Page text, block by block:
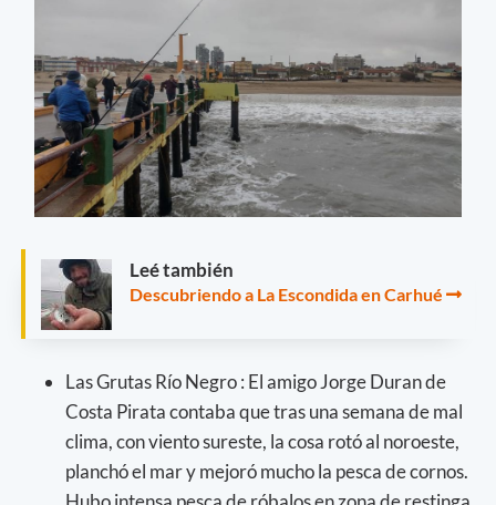
Leé también
Descubriendo a La Escondida en Carhué
Las Grutas Río Negro : El amigo Jorge Duran de
Costa Pirata contaba que tras una semana de mal
clima, con viento sureste, la cosa rotó al noroeste,
planchó el mar y mejoró mucho la pesca de cornos.